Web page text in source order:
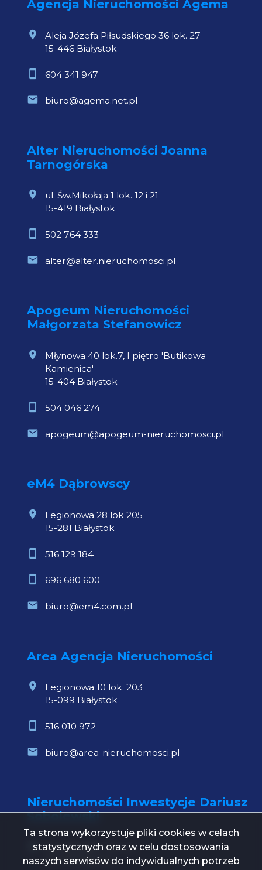
Agencja Nieruchomości Agema
Aleja Józefa Piłsudskiego 36 lok. 27
15-446 Białystok
604 341 947
biuro@agema.net.pl
Alter Nieruchomości Joanna
Tarnogórska
ul. Św.Mikołaja 1 lok. 12 i 21
15-419 Białystok
502 764 333
alter@alter.nieruchomosci.pl
Apogeum Nieruchomości
Małgorzata Stefanowicz
Młynowa 40 lok.7, I piętro 'Butikowa
Kamienica'
15-404 Białystok
504 046 274
apogeum@apogeum-nieruchomosci.pl
eM4 Dąbrowscy
Legionowa 28 lok 205
15-281 Białystok
516 129 184
696 680 600
biuro@em4.com.pl
Area Agencja Nieruchomości
Legionowa 10 lok. 203
15-099 Białystok
516 010 972
biuro@area-nieruchomosci.pl
Nieruchomości Inwestycje Dariusz
Sobolewski
Św. Mikołaja 1 lok. 21
15-419 Białystok
Ta strona wykorzystuje pliki cookies w celach
statystycznych oraz w celu dostosowania
naszych serwisów do indywidualnych potrzeb